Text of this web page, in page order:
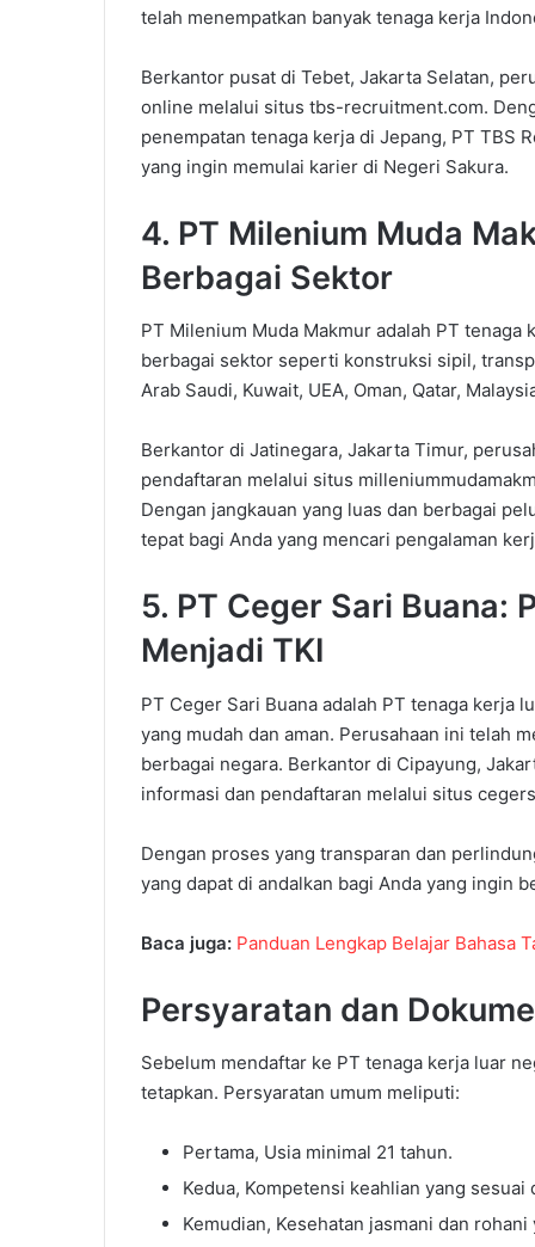
telah menempatkan banyak tenaga kerja
Berkantor pusat di Tebet, Jakarta Selatan,
online melalui situs tbs-recruitment.com.
penempatan tenaga kerja di Jepang, PT TBS
yang ingin memulai karier di Negeri Sakura.
4. PT Milenium Muda
Berbagai Sektor
PT Milenium Muda Makmur adalah PT
berbagai sektor seperti konstruksi sipil,
Arab Saudi, Kuwait, UEA, Oman, Qatar,
Berkantor di Jatinegara, Jakarta Timur,
pendaftaran melalui situs
Dengan jangkauan yang luas dan berbagai
tepat bagi Anda yang mencari pengalaman
5. PT Ceger Sari Buana:
Menjadi TKI
PT Ceger Sari Buana adalah PT tenaga kerja
yang mudah dan aman. Perusahaan ini telah
berbagai negara. Berkantor di Cipayung,
informasi dan pendaftaran melalui situs
Dengan proses yang transparan dan
yang dapat di andalkan bagi Anda yang ingin
Baca juga: Panduan Lengkap Belajar Bahasa
Persyaratan dan
Sebelum mendaftar ke PT tenaga kerja luar
tetapkan. Persyaratan umum meliputi:
Pertama, Usia minimal 21 tahun.
Kedua, Kompetensi keahlian yang
Kemudian, Kesehatan jasmani dan